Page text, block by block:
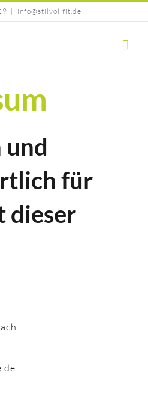
| info@stilvollfit.de
für
dieser